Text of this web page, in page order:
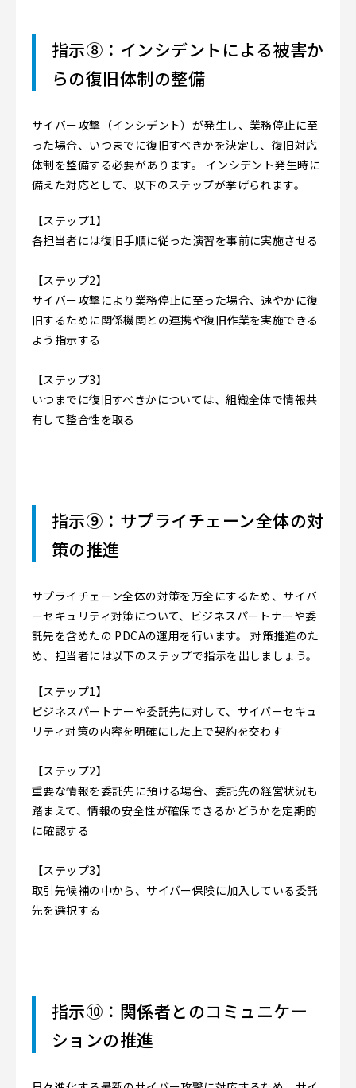
指示⑧：インシデントによる被害か
らの復旧体制の整備
サイバー攻撃（インシデント）が発生し、業務停止に至
った場合、いつまでに復旧すべきかを決定し、復旧対応
体制を整備する必要があります。 インシデント発生時に
備えた対応として、以下のステップが挙げられます。
【ステップ1】
各担当者には復旧手順に従った演習を事前に実施させる
【ステップ2】
サイバー攻撃により業務停止に至った場合、速やかに復
旧するために関係機関との連携や復旧作業を実施できる
よう指示する
【ステップ3】
いつまでに復旧すべきかについては、組織全体で情報共
有して整合性を取る
指示⑨：サプライチェーン全体の対
策の推進
サプライチェーン全体の対策を万全にするため、サイバ
ーセキュリティ対策について、ビジネスパートナーや委
託先を含めたの PDCAの運用を行います。 対策推進のた
め、担当者には以下のステップで指示を出しましょう。
【ステップ1】
ビジネスパートナーや委託先に対して、サイバーセキュ
リティ対策の内容を明確にした上で契約を交わす
【ステップ2】
重要な情報を委託先に預ける場合、委託先の経営状況も
踏まえて、情報の安全性が確保できるかどうかを定期的
に確認する
【ステップ3】
取引先候補の中から、サイバー保険に加入している委託
先を選択する
指示⑩：関係者とのコミュニケー
ションの推進